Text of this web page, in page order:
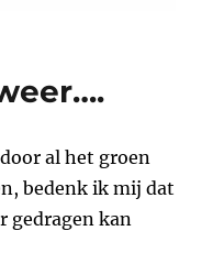
al het groen
bedenk ik mij dat
gedragen kan